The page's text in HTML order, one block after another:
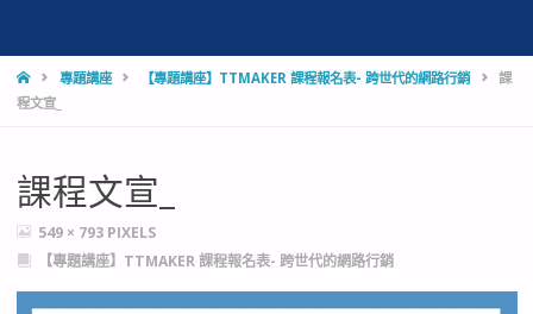
HOME專題講座 【專題講座】TTMAKER 課程報名表- 跨世代的網路行銷
課
程文宣_
課程文宣_
FULL
SIZE
549 × 793 PIXELS
【專題講座】TTMAKER 課程報名表- 跨世代的網路行銷